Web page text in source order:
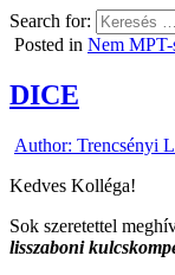
Search for:
Posted in Nem
DICE
Author: Trencsényi
Kedves Kolléga!
Sok szeretettel
lisszaboni